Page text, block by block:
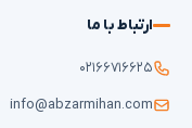
ارتباط با ما
۰۲۱۶۶۷۱۶۶۲۵
info@abzarmihan.com